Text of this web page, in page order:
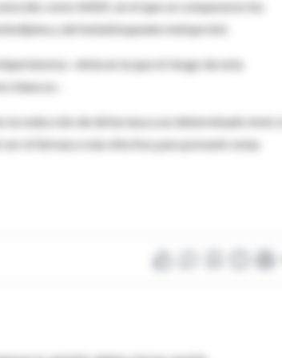
como AASK, en el que se compararon los
y del betabloqueate metoprolol.
–etnia en la que el riesgo de esta
blancos-.
la reducción de dicha tasa a un determinado nivel,
el fármaco más efectivo para prevenir estas